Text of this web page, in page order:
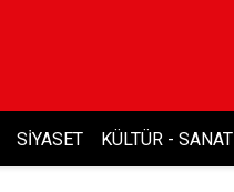
SIYASET KÜLTÜR - SANAT